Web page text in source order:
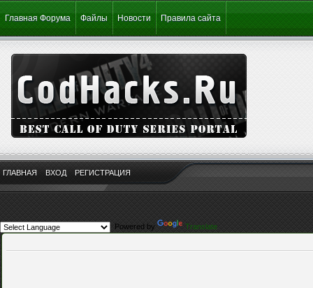
Главная Форума Файлы Новости Правила сайта
ГЛАВНАЯ ВХОД РЕГИСТРАЦИЯ
Powered by Translate